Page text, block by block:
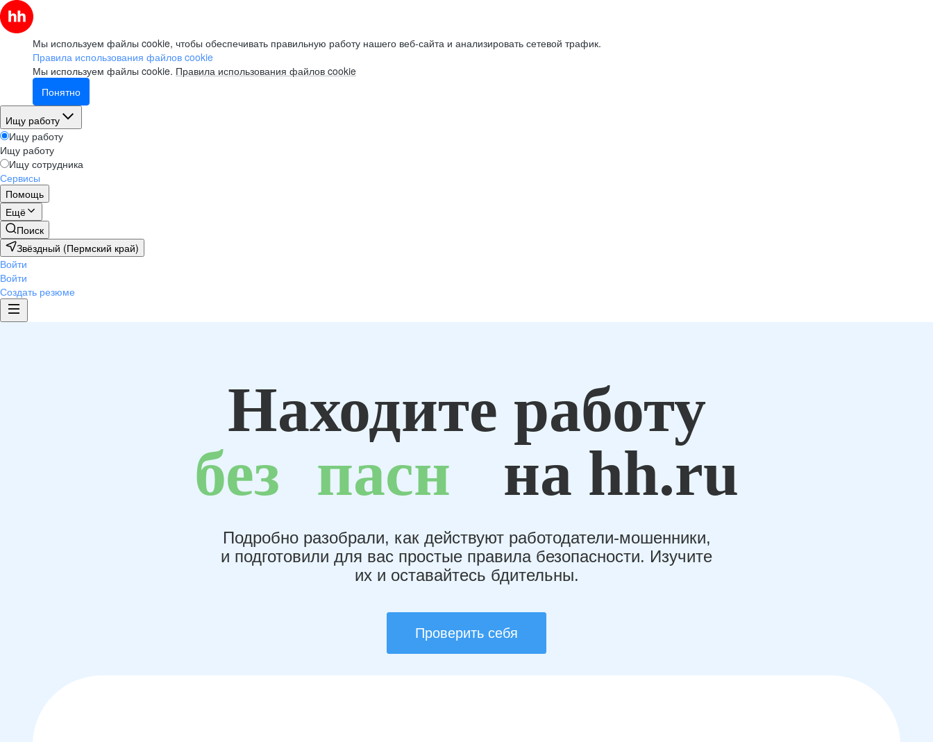
Мы используем файлы cookie, чтобы обеспечивать правильную работу нашего веб-сайта и анализировать сетевой трафик.
Правила использования файлов cookie
Мы используем файлы cookie. Правила использования файлов cookie
Понятно
Ищу работу
Ищу работу
Ищу работу
Ищу сотрудника
Сервисы
Помощь
Ещё
Поиск
Звёздный (Пермский край)
Войти
Войти
Создать резюме
Находите работу
без пасн на hh.ru
Подробно разобрали, как действуют работодатели-мошенники,
и подготовили для вас простые правила безопасности. Изучите
их и оставайтесь бдительны.
Проверить себя